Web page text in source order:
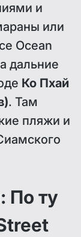
и
или
Ocean
дальние
Ко Пхай
. Там
пляжи и
По ту